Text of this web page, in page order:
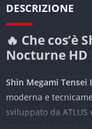
DESCRIZIONE
🔥 Che cos’è
Nocturne HD
Shin Megami Tensei
moderna e
sviluppato da